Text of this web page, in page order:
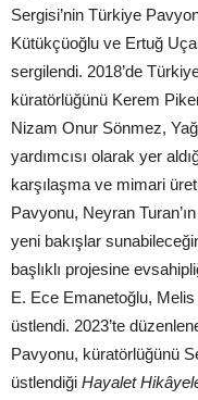
Sergisi’nin Türkiye
Kütükçüoğlu ve Ertuğ
sergilendi. 2018’de
küratörlüğünü Kerem
Nizam Onur Sönmez,
yardımcısı olarak yer
karşılaşma ve mimari
Pavyonu, Neyran
yeni bakışlar
başlıklı projesine
E. Ece Emanetoğlu,
üstlendi. 2023’te
Pavyonu, küratörlüğünü
üstlendiği Hayalet